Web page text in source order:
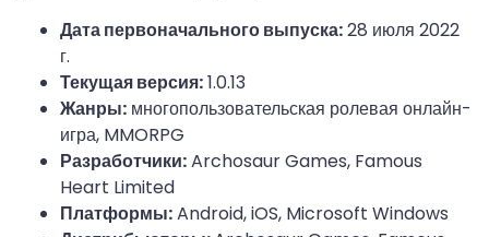
Дата первоначального выпуска:28 июля 2022
г.
Текущая версия:1.0.13
Жанры: многопользовательская ролевая онлайн-
игра, MMORPG
Разработчики:Archosaur Games, Famous
Heart Limited
Платформы:Android, iOS, Microsoft Windows